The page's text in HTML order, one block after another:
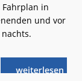
Fahrplan in
und vor
weiterlese
nU-